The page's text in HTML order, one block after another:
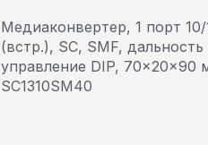
Медиаконвертер, 1 порт
(встр.), SC, SMF,
управление DIP, 70x20x90
SC1310SM40